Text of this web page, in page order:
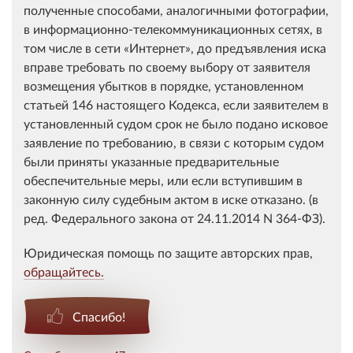
полученные способами, аналогичными фотографии,
в информационно-телекоммуникационных сетях, в
том числе в сети «Интернет», до предъявления иска
вправе требовать по своему выбору от заявителя
возмещения убытков в порядке, установленном
статьей 146 настоящего Кодекса, если заявителем в
установленный судом срок не было подано исковое
заявление по требованию, в связи с которым судом
были приняты указанные предварительные
обеспечительные меры, или если вступившим в
законную силу судебным актом в иске отказано. (в
ред. Федерального закона от 24.11.2014 N 364-ФЗ).
Юридическая помощь по защите авторских прав,
обращайтесь.
Спасибо!